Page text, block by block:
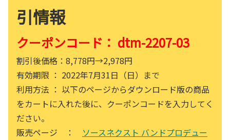
引情報
クーポンコード： dtm-2207-03
割引後価格：8,778円→2,978円
有効期限 ： 2022年7月31日（日）まで
利用方法 ： 以下のページからダウンロード版の商品
をカートに入れた後に、クーポンコードを入力してく
ださい。
販売ページ ： ソースネクスト バンドプロデュー